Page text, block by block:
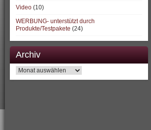
Video (10)
WERBUNG- unterstützt durch
Produkte/Testpakete (24)
Archiv
Archiv